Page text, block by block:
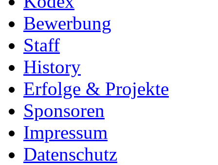
Bewerbung
Staff
History
Erfolge & Projekte
Sponsoren
Impressum
Datenschutz